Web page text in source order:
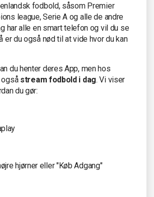
fodbold, såsom Premier
league, Serie A og alle de andre
har alle en smart telefon og vil du se
er du også nød til at vide hvor du kan
du henter deres App, men hos
også stream fodbold i dag. Vi viser
du gør:
hjørner eller "Køb Adgang"